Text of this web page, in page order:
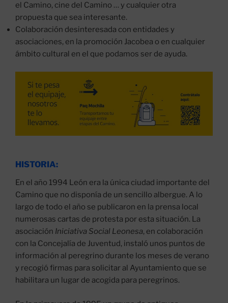
el Camino, cine del Camino … y cualquier otra
propuesta que sea interesante.
Colaboración desinteresada con entidades y
asociaciones, en la promoción Jacobea o en cualquier
ámbito cultural en el que podamos ser de ayuda.
HISTORIA:
En el año 1994 León era la única ciudad importante del
Camino que no disponía de un sencillo albergue. A lo
largo de todo el año se publicaron en la prensa local
numerosas cartas de protesta por esta situación. La
asociación Iniciativa Social Leonesa, en colaboración
con la Concejalía de Juventud, instaló unos puntos de
información al peregrino durante los meses de verano
y recogió firmas para solicitar al Ayuntamiento que se
habilitara un lugar de acogida para peregrinos.